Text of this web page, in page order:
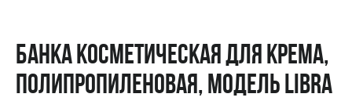
БАНКА КОСМЕТИЧЕСКАЯ ДЛЯ КРЕМА,
ПОЛИПРОПИЛЕНОВАЯ, МОДЕЛЬ LIBRA